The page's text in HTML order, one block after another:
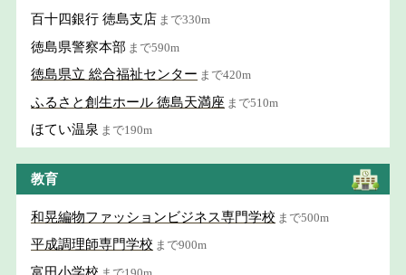
百十四銀行 徳島支店 まで330m
徳島県警察本部 まで590m
徳島県立 総合福祉センター まで420m
ふるさと創生ホール 徳島天満座 まで510m
ほてい温泉 まで190m
教育
和晃編物ファッションビジネス専門学校 まで500m
平成調理師専門学校 まで900m